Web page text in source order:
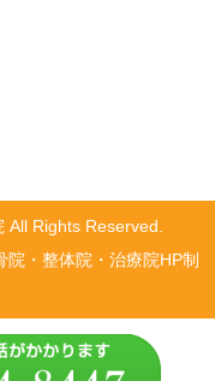
Rights Reserved.
・整体院・治療院HP制